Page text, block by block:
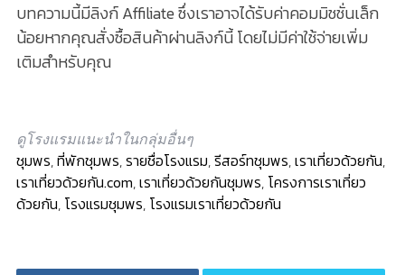
บทความนี้มีลิงก์ Affiliate ซึ่งเราอาจได้รับค่าคอมมิชชั่นเล็ก
น้อยหากคุณสั่งซื้อสินค้าผ่านลิงก์นี้ โดยไม่มีค่าใช้จ่ายเพิ่ม
เติมสำหรับคุณ
ดูโรงแรมแนะนำในกลุ่มอื่นๆ
ชุมพร,ที่พักชุมพร,รายชื่อโรงแรม,รีสอร์ทชุมพร,เราเที่ยวด้วยกัน,
เราเที่ยวด้วยกัน.com,เราเที่ยวด้วยกันชุมพร, โครงการเราเที่ยว
ด้วยกัน, โรงแรมชุมพร, โรงแรมเราเที่ยวด้วยกัน